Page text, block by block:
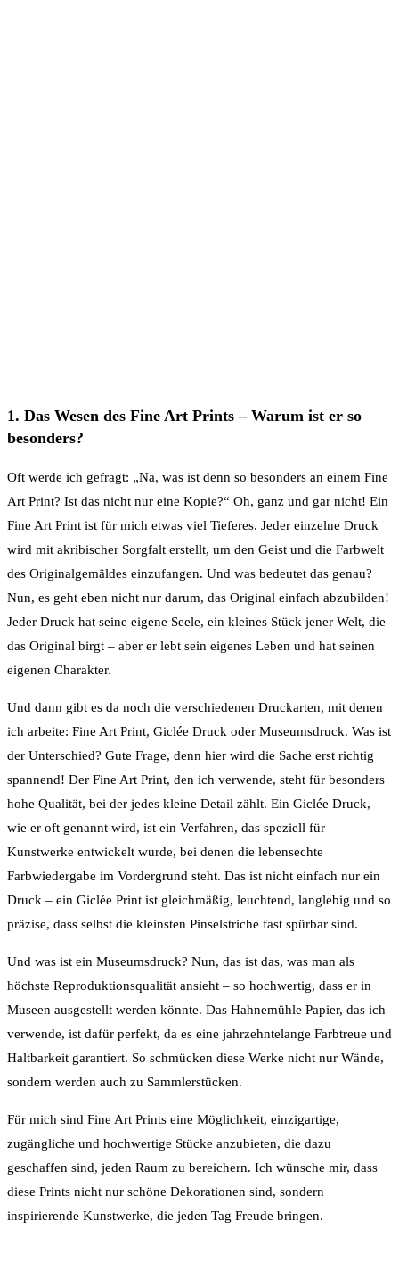
1. Das Wesen des Fine Art Prints – Warum ist er so
besonders?
Oft werde ich gefragt: „Na, was ist denn so besonders an einem Fine
Art Print? Ist das nicht nur eine Kopie?“ Oh, ganz und gar nicht! Ein
Fine Art Print ist für mich etwas viel Tieferes. Jeder einzelne Druck
wird mit akribischer Sorgfalt erstellt, um den Geist und die Farbwelt
des Originalgemäldes einzufangen. Und was bedeutet das genau?
Nun, es geht eben nicht nur darum, das Original einfach abzubilden!
Jeder Druck hat seine eigene Seele, ein kleines Stück jener Welt, die
das Original birgt – aber er lebt sein eigenes Leben und hat seinen
eigenen Charakter.
Und dann gibt es da noch die verschiedenen Druckarten, mit denen
ich arbeite: Fine Art Print, Giclée Druck oder Museumsdruck. Was ist
der Unterschied? Gute Frage, denn hier wird die Sache erst richtig
spannend! Der Fine Art Print, den ich verwende, steht für besonders
hohe Qualität, bei der jedes kleine Detail zählt. Ein Giclée Druck,
wie er oft genannt wird, ist ein Verfahren, das speziell für
Kunstwerke entwickelt wurde, bei denen die lebensechte
Farbwiedergabe im Vordergrund steht. Das ist nicht einfach nur ein
Druck – ein Giclée Print ist gleichmäßig, leuchtend, langlebig und so
präzise, dass selbst die kleinsten Pinselstriche fast spürbar sind.
Und was ist ein Museumsdruck? Nun, das ist das, was man als
höchste Reproduktionsqualität ansieht – so hochwertig, dass er in
Museen ausgestellt werden könnte. Das Hahnemühle Papier, das ich
verwende, ist dafür perfekt, da es eine jahrzehntelange Farbtreue und
Haltbarkeit garantiert. So schmücken diese Werke nicht nur Wände,
sondern werden auch zu Sammlerstücken.
Für mich sind Fine Art Prints eine Möglichkeit, einzigartige,
zugängliche und hochwertige Stücke anzubieten, die dazu
geschaffen sind, jeden Raum zu bereichern. Ich wünsche mir, dass
diese Prints nicht nur schöne Dekorationen sind, sondern
inspirierende Kunstwerke, die jeden Tag Freude bringen.